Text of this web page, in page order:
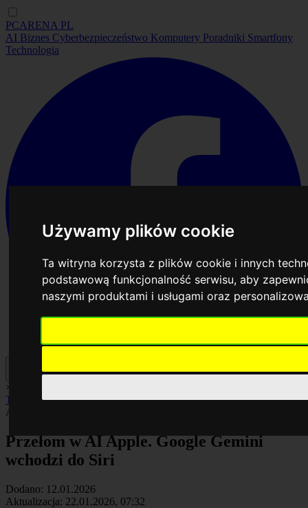
Używamy plików cookie
Ta witryna korzysta z plików cookie i innych
podstawową funkcjonalność serwisu,aby
naszymi produktami i usługami oraz
PCARENA PL
AI Biznes Cyberbezpieczeństwo Komputery Poradniki Smartfony
Technologia
×
TechnologiaFacebook
AI
Przełom w AI Apple. Google Gemini
wchodzi do Siri
Dodano: 12.01.2026
Aktualizacja: 22.01.2026, 07:32